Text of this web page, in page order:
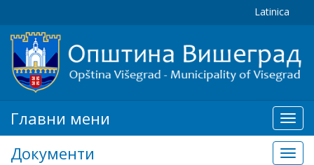
Latinica
мени
Главни мени
Документи